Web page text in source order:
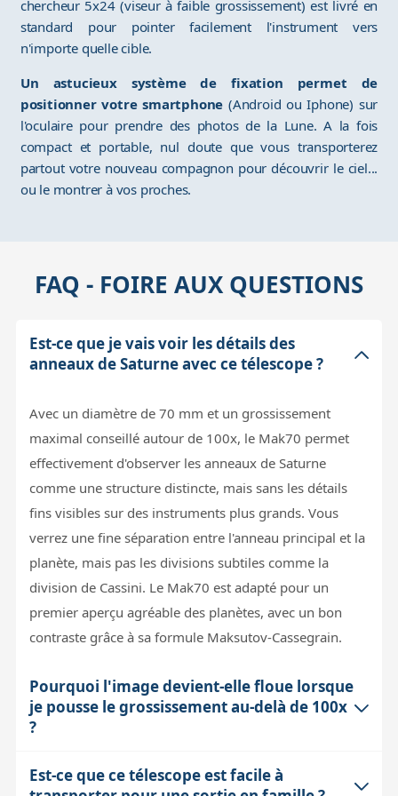
chercheur 5x24 (viseur à faible grossissement) est livré en
standard pour pointer facilement l'instrument vers
n'importe quelle cible.
Un astucieux système de fixation permet de
positionner votre smartphone (Android ou Iphone) sur
l'oculaire pour prendre des photos de la Lune. A la fois
compact et portable, nul doute que vous transporterez
partout votre nouveau compagnon pour découvrir le ciel...
ou le montrer à vos proches.
FAQ - FOIRE AUX QUESTIONS
Est-ce que je vais voir les détails des
anneaux de Saturne avec ce télescope ?
Avec un diamètre de 70 mm et un grossissement
maximal conseillé autour de 100x, le Mak70 permet
effectivement d'observer les anneaux de Saturne
comme une structure distincte, mais sans les détails
fins visibles sur des instruments plus grands. Vous
verrez une fine séparation entre l'anneau principal et la
planète, mais pas les divisions subtiles comme la
division de Cassini. Le Mak70 est adapté pour un
premier aperçu agréable des planètes, avec un bon
contraste grâce à sa formule Maksutov-Cassegrain.
Pourquoi l'image devient-elle floue lorsque
je pousse le grossissement au-delà de 100x
?
Au-delà de 100x environ, la qualité de l'image est
Est-ce que ce télescope est facile à